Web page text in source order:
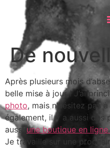
De
Après plusieurs mois
belle mise à jour ! J’ai
photo, mais n’hésitez pas
également, il y a aussi des
aussi une boutique en
Je travaille sur une